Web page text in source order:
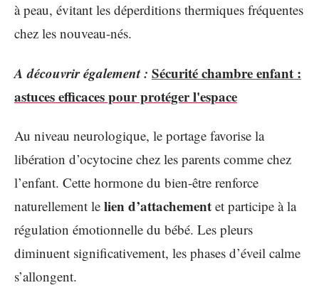
à peau, évitant les déperditions thermiques fréquentes
chez les nouveau-nés.
A découvrir également : Sécurité chambre enfant :
astuces efficaces pour protéger l'espace
Au niveau neurologique, le portage favorise la
libération d’ocytocine chez les parents comme chez
l’enfant. Cette hormone du bien-être renforce
naturellement le lien d’attachement et participe à la
régulation émotionnelle du bébé. Les pleurs
diminuent significativement, les phases d’éveil calme
s’allongent.